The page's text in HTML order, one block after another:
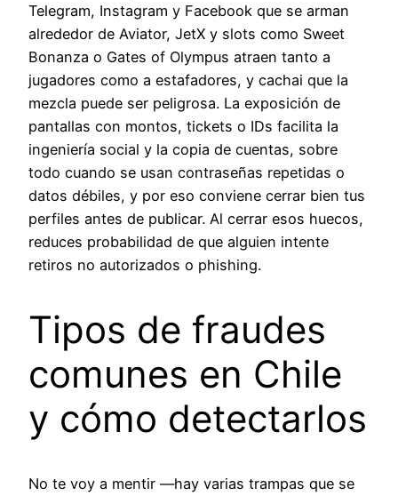
Telegram, Instagram y Facebook que se arman
alrededor de Aviator, JetX y slots como Sweet
Bonanza o Gates of Olympus atraen tanto a
jugadores como a estafadores, y cachai que la
mezcla puede ser peligrosa. La exposición de
pantallas con montos, tickets o IDs facilita la
ingeniería social y la copia de cuentas, sobre
todo cuando se usan contraseñas repetidas o
datos débiles, y por eso conviene cerrar bien tus
perfiles antes de publicar. Al cerrar esos huecos,
reduces probabilidad de que alguien intente
retiros no autorizados o phishing.
Tipos de fraudes
comunes en Chile
y cómo detectarlos
No te voy a mentir —hay varias trampas que se